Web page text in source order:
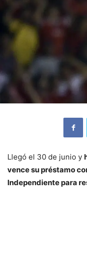
Llegó el 30 de junio y
vence su préstamo
Independiente para